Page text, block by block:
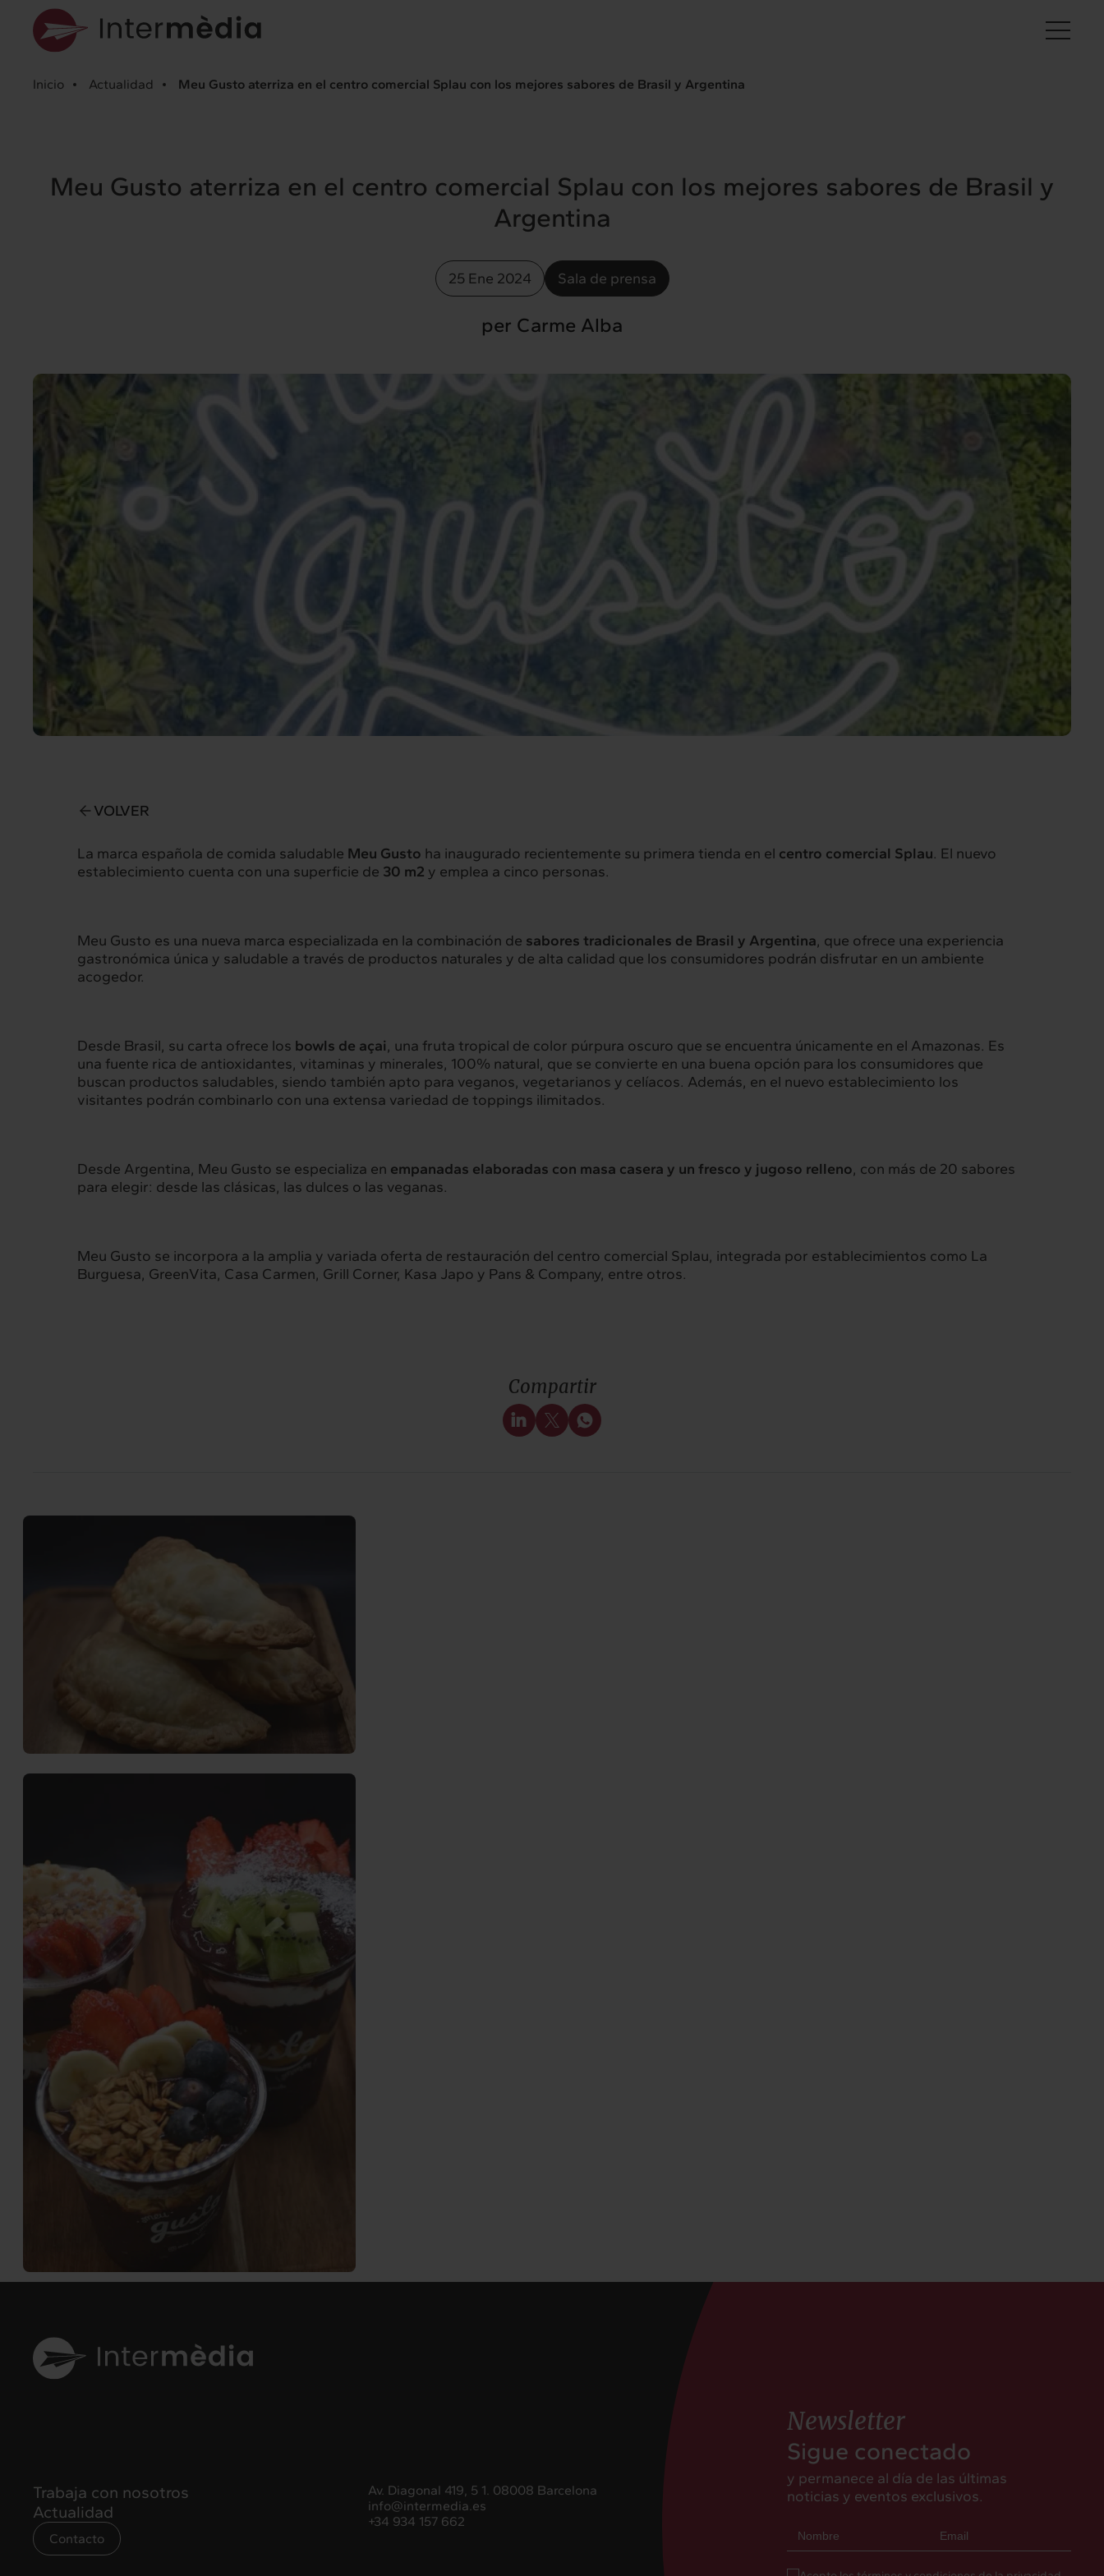
Intercambio
Inicio Actualidad Meu Gusto aterriza en el centro comercial Splau con los mejores sabores de Brasil y Argentina
Meu Gusto aterriza en el centro comercial Splau con los mejores sabores de Brasil y
Argentina
25 Ene 2024 Sala de prensa
per Carme Alba
VOLVER
La marca española de comida saludable Meu Gusto ha inaugurado recientemente su primera tienda en el centro comercial Splau. El nuevo
establecimiento cuenta con una superficie de 30 m2 y emplea a cinco personas.
Meu Gusto es una nueva marca especializada en la combinación de sabores tradicionales de Brasil y Argentina, que ofrece una experiencia
gastronómica única y saludable a través de productos naturales y de alta calidad que los consumidores podrán disfrutar en un ambiente
acogedor.
Desde Brasil, su carta ofrece los bowls de açai, una fruta tropical de color púrpura oscuro que se encuentra únicamente en el Amazonas. Es
una fuente rica de antioxidantes, vitaminas y minerales, 100% natural, que se convierte en una buena opción para los consumidores que
buscan productos saludables, siendo también apto para veganos, vegetarianos y celíacos. Además, en el nuevo establecimiento los
visitantes podrán combinarlo con una extensa variedad de toppings ilimitados.
Desde Argentina, Meu Gusto se especializa en empanadas elaboradas con masa casera y un fresco y jugoso relleno, con más de 20 sabores
para elegir: desde las clásicas, las dulces o las veganas.
Meu Gusto se incorpora a la amplia y variada oferta de restauración del centro comercial Splau, integrada por establecimientos como La
Burguesa, GreenVita, Casa Carmen, Grill Corner, Kasa Japo y Pans & Company, entre otros.
Compartir
Trabaja con nosotros
Actualidad
Contacto
Av. Diagonal 419, 5 1. 08008 Barcelona
info@intermedia.es
+34 934 157 662
Newsletter
Sigue conectado
y permanece al día de las últimas
noticias y eventos exclusivos.